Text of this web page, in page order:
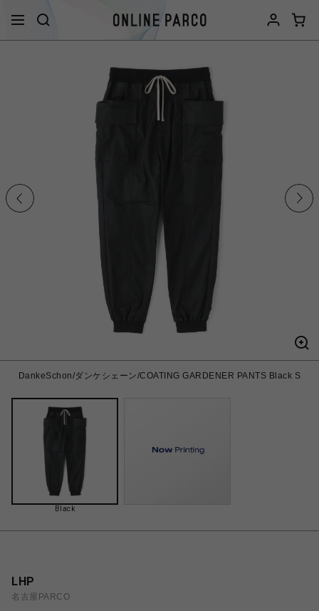
DankeSchon/ダンケシェーン/COATING GARDENER PANTS Black S
Black
LHP
名古屋PARCO